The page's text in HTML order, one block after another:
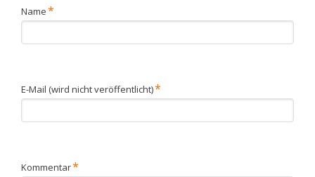
Pflichtfeld
Name*
Pflichtfeld
E-Mail (wird nicht veröffentlicht)*
Pflichtfeld
Kommentar*